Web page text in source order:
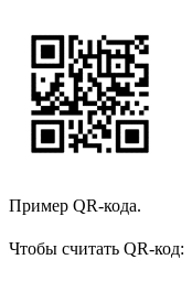
Пример QR-кода.
Чтобы считать QR-код: